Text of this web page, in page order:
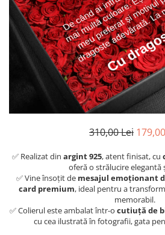
310,00 Lei
✅ Realizat din argint 925, atent finisat, cu
oferă o strălucire elegantă
✅ Vine însoțit de mesajul emoționant
card premium, ideal pentru a
memorabil.
✅ Colierul este ambalat într-o cutiuță de
cu cea ilustrată în fotografii, gata